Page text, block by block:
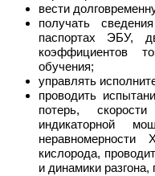
вести
получать
паспортах ЭБУ,
коэффициентов
обучения;
управлять
проводить
потерь,
индикаторной
неравномерности
кислорода,
и динамики разгона,